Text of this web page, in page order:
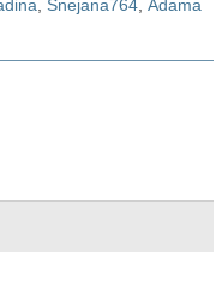
Snejana764 Аdama